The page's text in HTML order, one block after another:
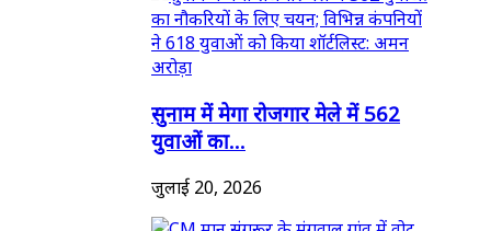
सुनाम में मेगा रोजगार मेले में 562
युवाओं का...
जुलाई 20, 2026